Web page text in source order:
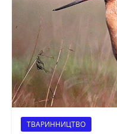
ТВАРИННИЦТВО